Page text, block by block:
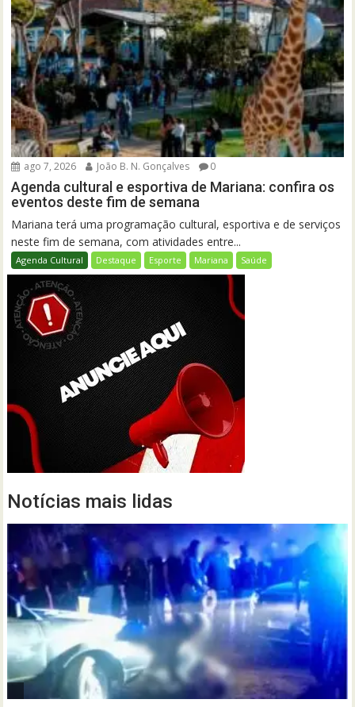
ago 7, 2026 João B. N. Gonçalves 0
Agenda cultural e esportiva de Mariana: confira os
eventos deste fim de semana
Mariana terá uma programação cultural, esportiva e de serviços
neste fim de semana, com atividades entre...
Agenda Cultural Destaque Esporte Mariana Saúde
Notícias mais lidas